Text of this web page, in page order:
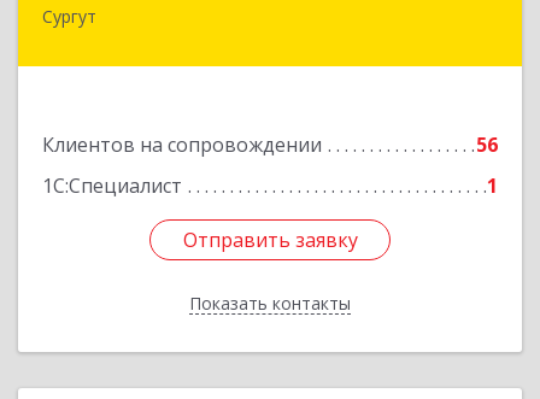
Сургут
Клиентов на сопровождении
56
1С:Специалист
1
Отправить заявку
Показать контакты
628400, Ханты-Мансийский Автономный округ
Отправить заявку
Назад